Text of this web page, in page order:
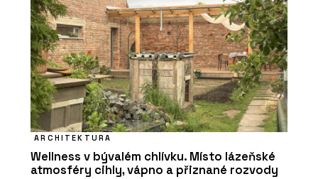
ARCHITEKTURA
Wellness v bývalém chlívku. Místo lázeňské
atmosféry cihly, vápno a přiznané rozvody